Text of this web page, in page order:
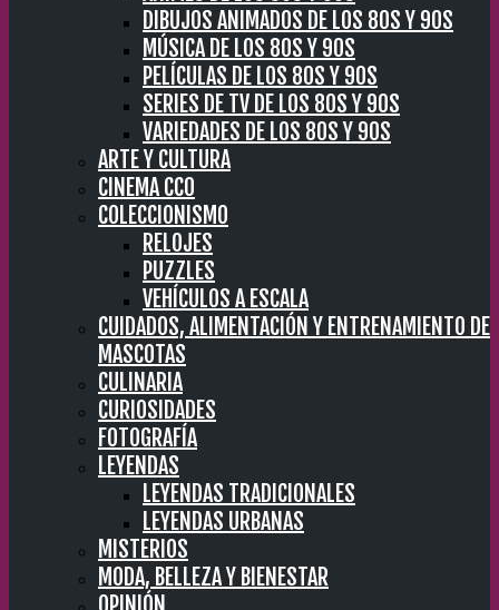
DIBUJOS ANIMADOS DE LOS 80S Y 90S
MÚSICA DE LOS 80S Y 90S
PELÍCULAS DE LOS 80S Y 90S
SERIES DE TV DE LOS 80S Y 90S
VARIEDADES DE LOS 80S Y 90S
ARTE Y CULTURA
CINEMA CC0
COLECCIONISMO
RELOJES
PUZZLES
VEHÍCULOS A ESCALA
CUIDADOS, ALIMENTACIÓN Y ENTRENAMIENTO DE
MASCOTAS
CULINARIA
CURIOSIDADES
FOTOGRAFÍA
LEYENDAS
LEYENDAS TRADICIONALES
LEYENDAS URBANAS
MISTERIOS
MODA, BELLEZA Y BIENESTAR